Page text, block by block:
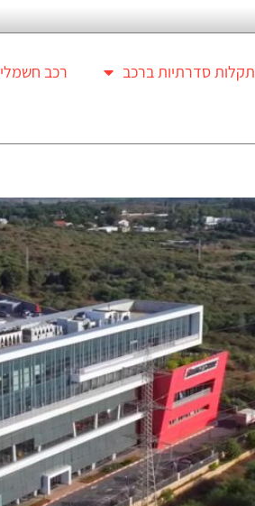
תקלות סדרתיות ברכב רכב חשמלי